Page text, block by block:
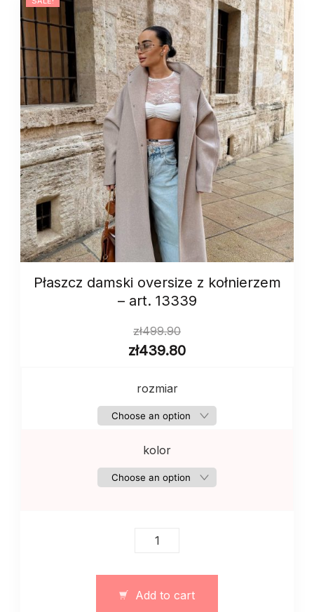
quantity
Płaszcz damski oversize z kołnierzem
– art. 13339
zł499.90
zł439.80
rozmiar
kolor
Płaszcz
kołnierzem
Add to cart